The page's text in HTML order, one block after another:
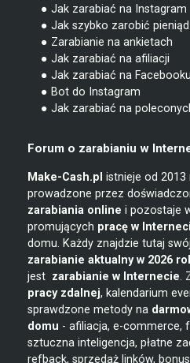
● Jak zarabiać na Instagram
● Jak szybko zarobić
● Zarabianie na ankietach
● Jak zarabiać na afiliacji
● Jak zarabiać na Facebooku
● Bot do Instagram
● Jak zarabiać na
Forum o zarabianiu w
Make-Cash.pl istnieje od 2013
prowadzone przez
zarabiania online i pozostaje
promujących pracę w
domu. Każdy znajdzie tutaj swój
zarabianie aktualny w 2026
jest zarabianie w Internecie.
pracy zdalnej, kalendarium
sprawdzone metody na
domu - afiliacja, e-commerce,
sztuczna inteligencja, płatne
refback, sprzedaż linków,